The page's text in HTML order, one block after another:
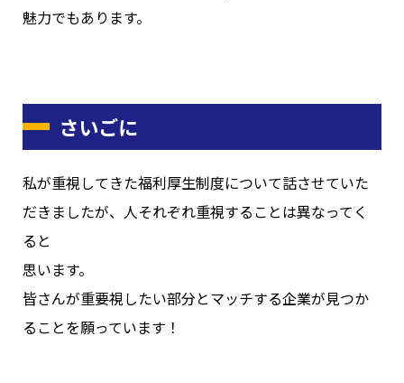
魅力でもあります。
さいごに
私が重視してきた福利厚生制度について話させていた
だきましたが、人それぞれ重視することは異なってく
ると
思います。
皆さんが重要視したい部分とマッチする企業が見つか
ることを願っています！